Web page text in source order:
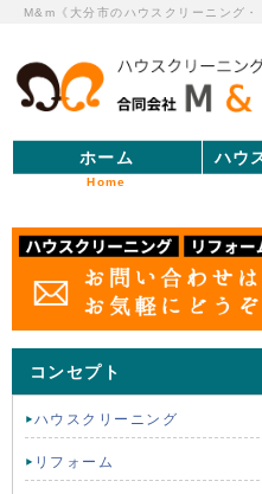
M&m《大分市のハウスクリーニング・
ホーム
Home
ハウ
コンセプト
ハウスクリーニング
リフォーム